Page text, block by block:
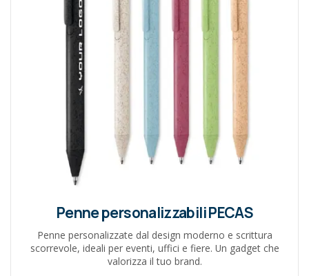
Penne personalizzabili PECAS
Penne personalizzate dal design moderno e scrittura
scorrevole, ideali per eventi, uffici e fiere. Un gadget che
valorizza il tuo brand.